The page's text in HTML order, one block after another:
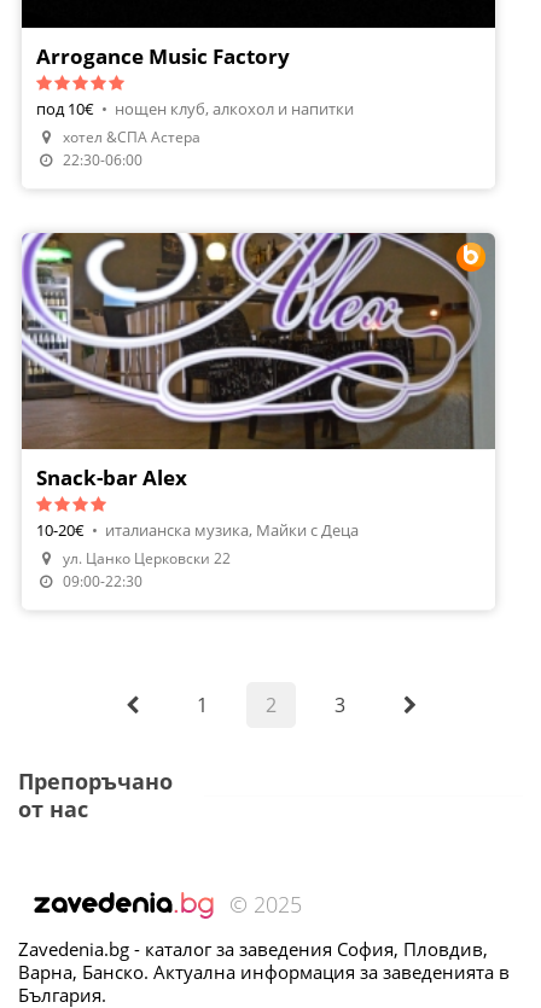
Arrogance Music Factory
под 10€ • нощен клуб, алкохол и напитки
хотел &СПА Астера
22:30-06:00
Направи Резервация
Snack-bar Alex
10-20€ • италианска музика, Майки с Деца
ул. Цанко Церковски 22
09:00-22:30
1 2 3
Препоръчано
от нас
© 2025
Zavedenia.bg - каталог за заведения София, Пловдив,
Варна, Банско. Актуална информация за заведенията в
България.